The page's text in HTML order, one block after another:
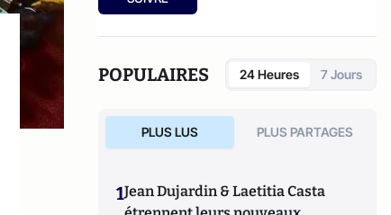
?".
POPULAIRES 24 Heures 7 Jours
PLUS LUS PLUS PARTAGES
1Jean Dujardin & Laetitia Casta